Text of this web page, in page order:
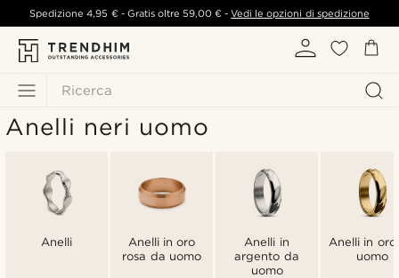
Ricerca
Spedizione4,95 €- Gratis oltre 59,00 € -Vedi le opzioni di spedizione
Anelli neri uomo
Anelli
Anelli in oro
rosa da uomo
Anelli in
argento da
uomo
Anelli in oro
uomo